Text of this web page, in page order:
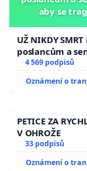
aby se
UŽ NIKDY
poslancům a
aby se
4 569 podpisů
Oznámení o
PETICE ZA
V OHROŽE
33 podpisů
Oznámení o